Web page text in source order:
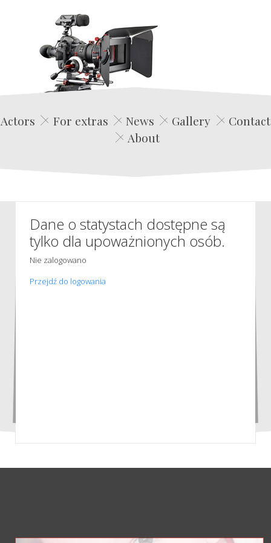
Edwin Film Agencja Aktorska
Actors For extras News Gallery
Contact
About
Dane o statystach dostępne są
tylko dla upoważnionych osób.
Nie zalogowano
Przejdź do logowania